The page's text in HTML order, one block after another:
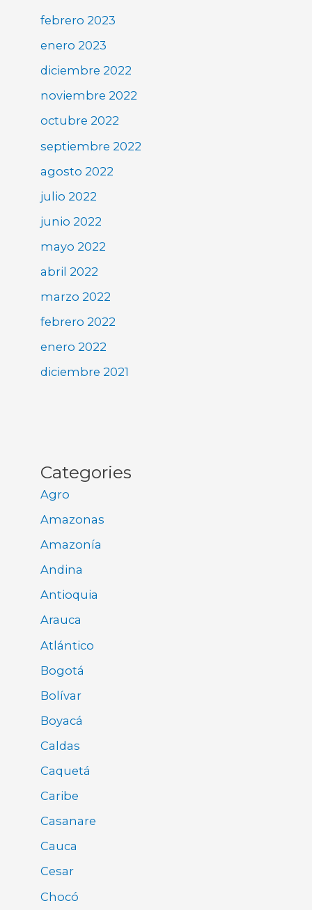
febrero 2023
enero 2023
diciembre 2022
noviembre 2022
octubre 2022
septiembre 2022
agosto 2022
julio 2022
junio 2022
mayo 2022
abril 2022
marzo 2022
febrero 2022
enero 2022
diciembre 2021
Categories
Agro
Amazonas
Amazonía
Andina
Antioquia
Arauca
Atlántico
Bogotá
Bolívar
Boyacá
Caldas
Caquetá
Caribe
Casanare
Cauca
Cesar
Chocó